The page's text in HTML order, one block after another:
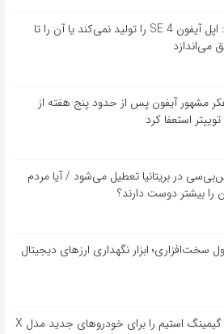
مینگ-چی کو: اپل آیفون SE 4 را تولید نمی‌کند یا آن را تا
مشهور آیفون پس از حدود پنج هفته از
استعفا کرد
در بریتانیا تعطیل می‌شود / آیا مردم
را بیشتر دوست دارند؟
سخت‌افزاری؛ ابزار نگهداری ارزهای دیجیتال
تسلا سرویس گیمینگ استیم را برای خودروهای جدید مدل X